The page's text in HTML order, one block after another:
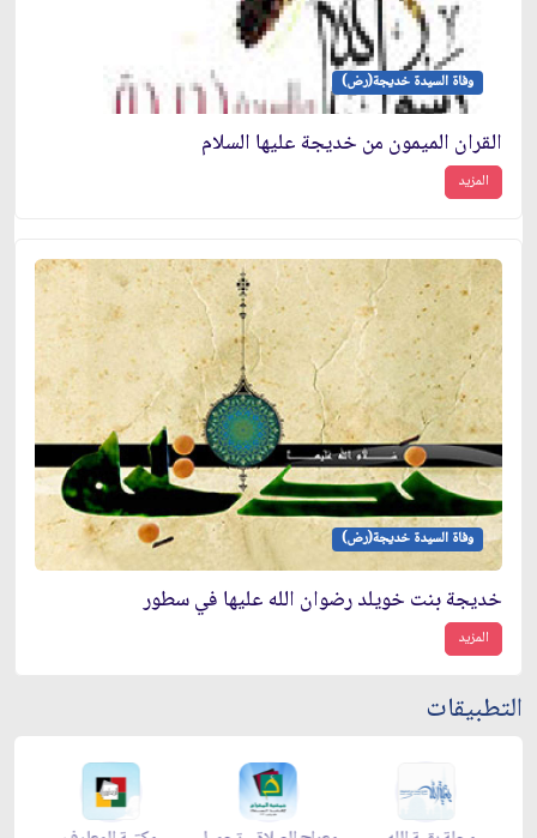
وفاة السيدة خديجة(رض)
القران الميمون من خديجة عليها السلام
المزيد
وفاة السيدة خديجة(رض)
خديجة بنت خويلد رضوان الله عليها في سطور
المزيد
التطبيقات